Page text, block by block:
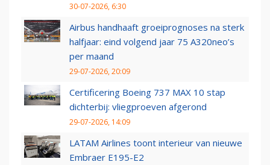
30-07-2026, 6:30
Airbus handhaaft groeiprognoses na sterk
halfjaar: eind volgend jaar 75 A320neo’s
per maand
29-07-2026, 20:09
Certificering Boeing 737 MAX 10 stap
dichterbij: vliegproeven afgerond
29-07-2026, 14:09
LATAM Airlines toont interieur van nieuwe
Embraer E195-E2